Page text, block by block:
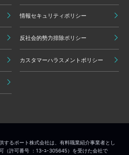
情報セキュリティポリシー
反社会的勢力排除ポリシー
カスタマーハラスメントポリシー